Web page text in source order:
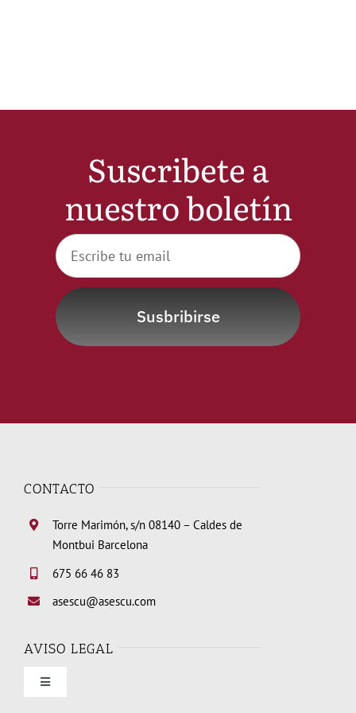
WooCommerce My Account
WooCommerce Cart
Suscribete a
nuestro boletín
Susbribirse
CONTACTO
Torre Marimón, s/n 08140 – Caldes de
Montbui Barcelona
675 66 46 83
asescu@asescu.com
AVISO LEGAL
Toggle